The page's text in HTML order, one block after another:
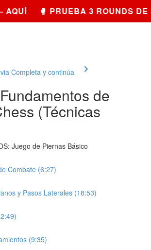
🥊 PRUEBA 3 ROUNDS
Completa y continúa
de
(Técnicas
Juego de Piernas Básico
Combate (6:27)
y Pasos Laterales (18:53)
(9:35)